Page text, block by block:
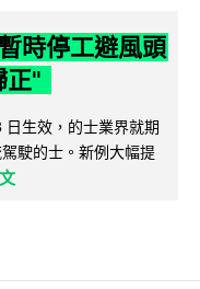
時停工避風頭
正"
生效，的士業界就期
駛的士。新例大幅提